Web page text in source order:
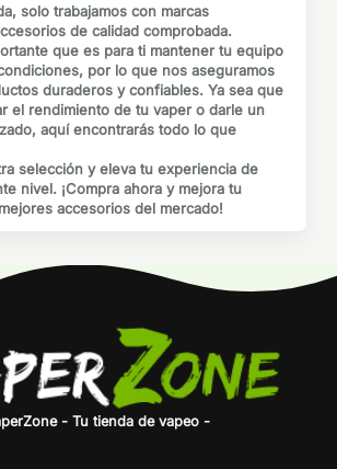
solo trabajamos con marcas
de calidad comprobada.
que es para ti mantener tu equipo
por lo que nos aseguramos
duraderos y confiables. Ya sea que
el rendimiento de tu vaper o darle un
aquí encontrarás todo lo que
selección y eleva tu experiencia de
nivel. ¡Compra ahora y mejora tu
accesorios del mercado!
- Tu tienda de vapeo -